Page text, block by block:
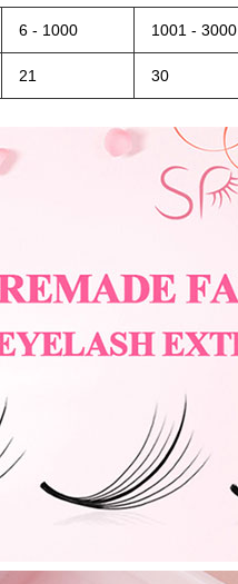
6 - 1000 1001 - 3000
21 30